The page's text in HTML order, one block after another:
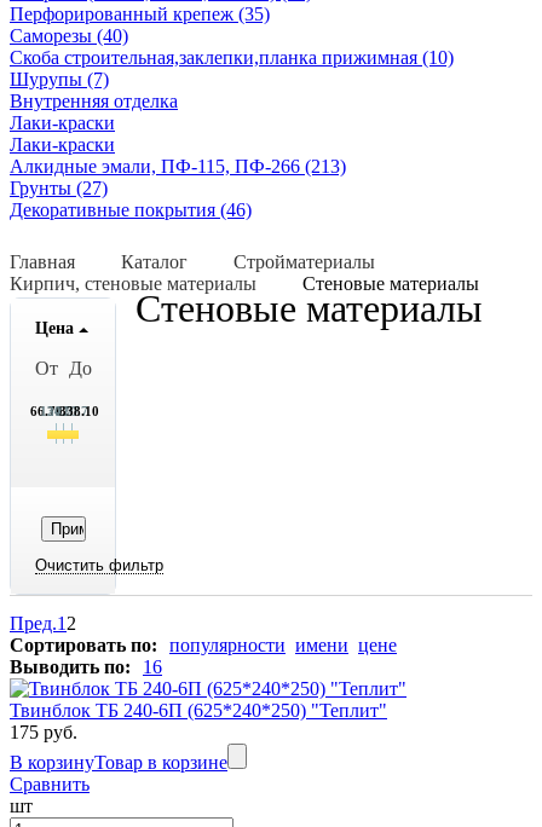
Перфорированный крепеж (35)
Саморезы (40)
Скоба строительная,заклепки,планка прижимная (10)
Шурупы (7)
Внутренняя отделка
Лаки-краски
Лаки-краски
Алкидные эмали, ПФ-115, ПФ-266 (213)
Грунты (27)
Декоративные покрытия (46)
Главная Каталог
Стройматериалы
Кирпич, стеновые материалы
Стеновые материалы
Цена
От До
66.70
134.7
202.7
270.7
338.10
Стеновые материалы
Пред.1 2
Сортировать по:
популярности имени цене
Выводить по:
16
Твинблок ТБ 240-6П (625*240*250) "Теплит"
175 руб.
В корзинуТовар в корзине
Сравнить
шт